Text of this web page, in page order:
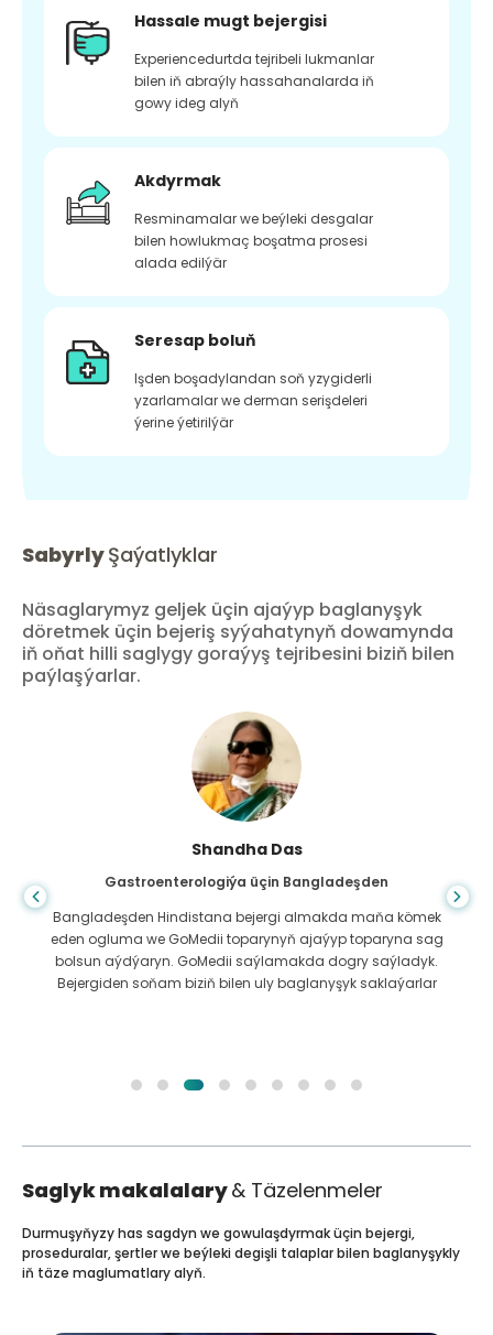
Hassale mugt bejergisi
Experiencedurtda tejribeli lukmanlar
bilen iň abraýly hassahanalarda iň
gowy ideg alyň
Akdyrmak
Resminamalar we beýleki desgalar
bilen howlukmaç boşatma prosesi
alada edilýär
Seresap boluň
Işden boşadylandan soň yzygiderli
yzarlamalar we derman serişdeleri
ýerine ýetirilýär
SabyrlyŞaýatlyklar
Näsaglarymyz geljek üçin ajaýyp baglanyşyk
döretmek üçin bejeriş syýahatynyň dowamynda
iň oňat hilli saglygy goraýyş tejribesini biziň bilen
paýlaşýarlar.
Shandha Das
Gastroenterologiýa üçin Bangladeşden
Bangladeşden Hindistana bejergi almakda maňa kömek
eden ogluma we GoMedii toparynyň ajaýyp toparyna sag
bolsun aýdýaryn. GoMedii saýlamakda dogry saýladyk.
Bejergiden soňam biziň bilen uly baglanyşyk saklaýarlar
Saglyk makalalary& Täzelenmeler
Durmuşyňyzy has sagdyn we gowulaşdyrmak üçin bejergi,
proseduralar, şertler we beýleki degişli talaplar bilen baglanyşykly
iň täze maglumatlary alyň.